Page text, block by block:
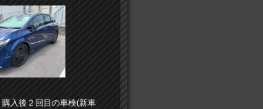
購入後２回目の車検(新車